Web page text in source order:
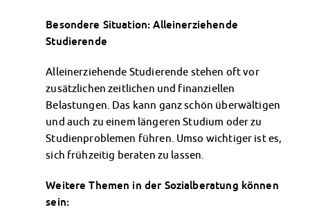
Kinderbetreuung
Kita CampusKids
Randzeitenbetreuung
Nutzungsbedingungen
AnsprechpartnerInnen
Über uns
Beratungstermine im Überblick
Unsere Organisation
Besondere Situation: Alleinerziehende
Studierende
Alleinerziehende Studierende stehen oft vor
zusätzlichen zeitlichen und finanziellen
Belastungen. Das kann ganz schön überwältigen
und auch zu einem längeren Studium oder zu
Studienproblemen führen. Umso wichtiger ist es,
sich frühzeitig beraten zu lassen.
Weitere Themen in der Sozialberatung können
sein: